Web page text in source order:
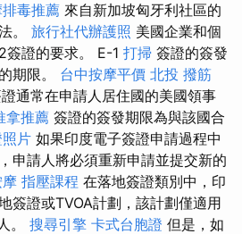
毒推薦 來自新加坡匈牙利社區的
。 旅行社代辦護照 美國企業和個
簽證的要求。 E-1 打掃 簽證的簽發
期限。 台中按摩平價 北投 撥筋
通常在申請人居住國的美國領事
拿推薦 簽證的簽發期限為與該國合
片 如果印度電子簽證申請過程中
申請人將必須重新申請並提交新的
指壓課程 在落地簽證類別中，印
簽證或TVOA計劃，該計劃僅適用
。 搜尋引擎 卡式台胞證 但是，如